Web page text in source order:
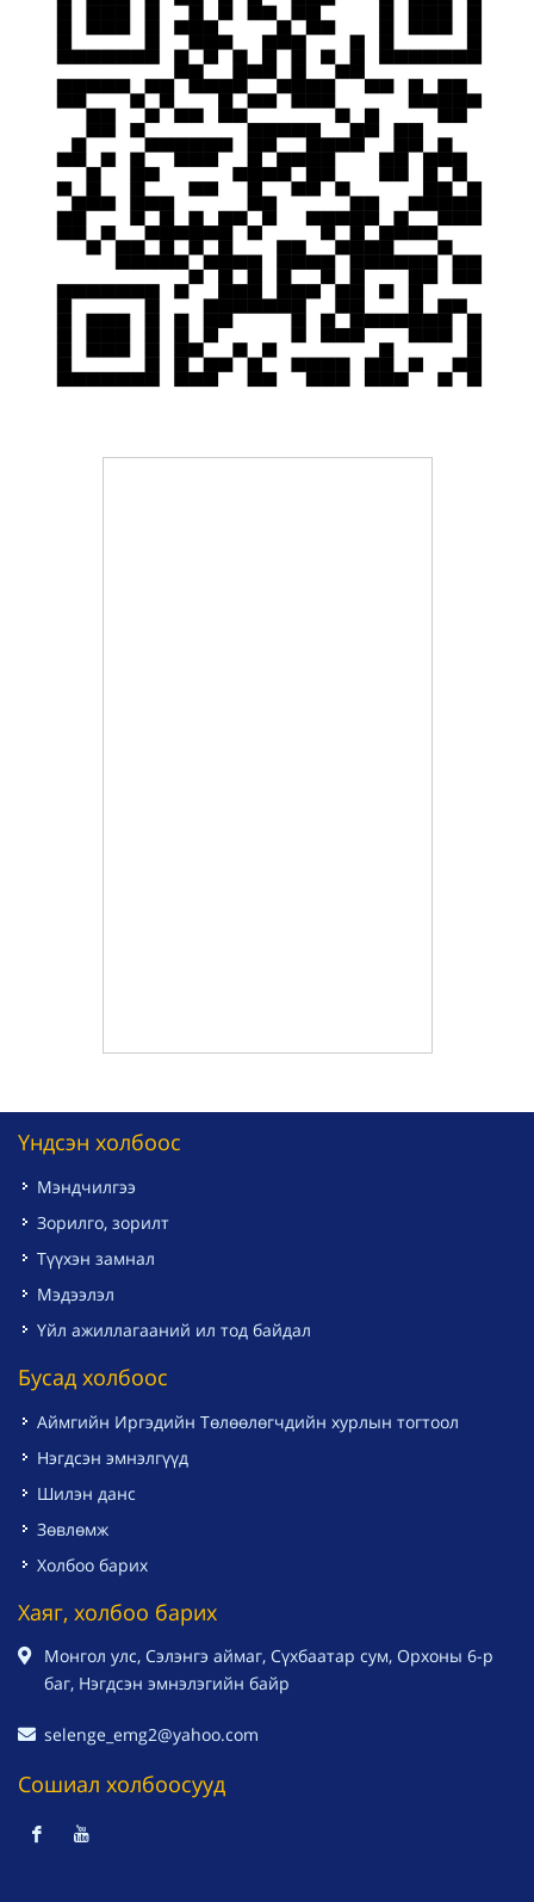
Үндсэн холбоос
Мэндчилгээ
Зорилго, зорилт
Түүхэн замнал
Мэдээлэл
Үйл ажиллагааний ил тод байдал
Бусад холбоос
Аймгийн Иргэдийн Төлөөлөгчдийн хурлын тогтоол
Нэгдсэн эмнэлгүүд
Шилэн данс
Зөвлөмж
Холбоо барих
Хаяг, холбоо барих
Монгол улс, Сэлэнгэ аймаг, Сүхбаатар сум, Орхоны 6-р
баг, Нэгдсэн эмнэлэгийн байр
selenge_emg2@yahoo.com
Сошиал холбоосууд